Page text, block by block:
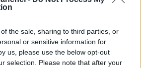
the sale, sharing to third parties, or
or sensitive information for
us, please use the below opt-out
selection. Please note that after your